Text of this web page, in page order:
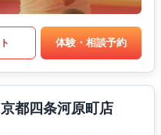
体験・相談予約
都四条河原町店